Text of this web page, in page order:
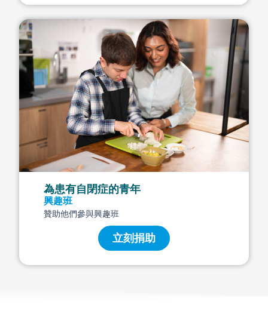
為患有自閉症的青年
興趣班
贊助他們參與興趣班
立刻捐助